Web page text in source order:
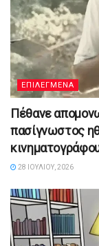
ΕΠΙΛΕΓΜΕΝΑ
Πέθανε
πασίγνωστος
28 ΙΟΥΛΊΟΥ, 2026